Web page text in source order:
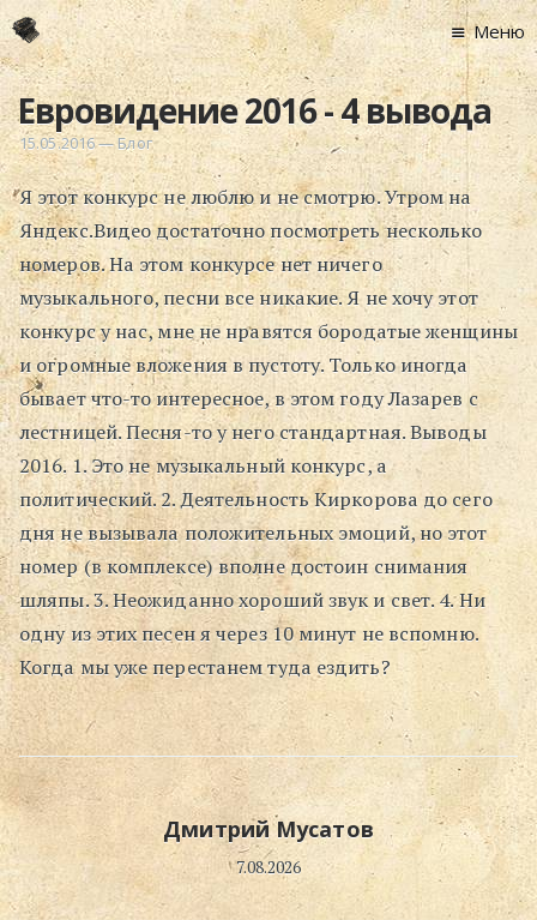
Главная
Новости
Графоманство
* Автотекст
*
* Хронограф
Арт-Рецензии
* Слушать
* Смотреть
* Читать
* По жизни
Блог
⋅
Поиск
Меню
Евровидение 2016 - 4 вывода
15.05.2016—Блог
Я этот конкурс не люблю и не смотрю. Утром на
Яндекс.Видео достаточно посмотреть несколько
номеров. На этом конкурсе нет ничего
музыкального, песни все никакие. Я не хочу этот
конкурс у нас, мне не нравятся бородатые женщины
и огромные вложения в пустоту. Только иногда
бывает что-то интересное, в этом году Лазарев с
лестницей. Песня-то у него стандартная. Выводы
2016. 1. Это не музыкальный конкурс, а
политический. 2. Деятельность Киркорова до сего
дня не вызывала положительных эмоций, но этот
номер (в комплексе) вполне достоин снимания
шляпы. 3. Неожиданно хороший звук и свет. 4. Ни
одну из этих песен я через 10 минут не вспомню.
Когда мы уже перестанем туда ездить?
Дмитрий Мусатов
7.08.2026